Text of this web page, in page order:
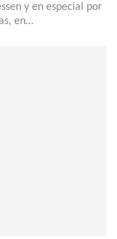
y en especial por
en…